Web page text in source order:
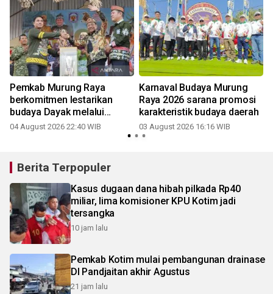
Pemkab Murung Raya
berkomitmen lestarikan
budaya Dayak melalui
Festival Budaya TTB
04 August 2026 22:40 WIB
Karnaval Budaya Murung
Raya 2026 sarana promosi
karakteristik budaya daerah
03 August 2026 16:16 WIB
Berita Terpopuler
Kasus dugaan dana hibah pilkada Rp40
miliar, lima komisioner KPU Kotim jadi
tersangka
10 jam lalu
Pemkab Kotim mulai pembangunan drainase
DI Pandjaitan akhir Agustus
21 jam lalu